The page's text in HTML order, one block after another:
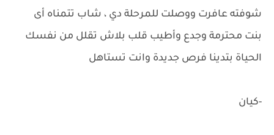
شوفته عافرت ووصلت للمرحلة دي ، شاب تتمناه أى
بنت محترمة وجدع وأطيب قلب بلاش تقلل من نفسك
الحياة بتدينا فرص جديدة وانت تستاهل
-كيان